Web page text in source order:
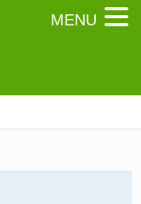
MENU